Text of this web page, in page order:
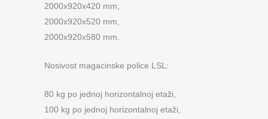
2000x920x420 mm,
2000x920x520 mm,
2000x920x580 mm.
Nosivost magacinske police LSL:
80 kg po jednoj horizontalnoj etaži,
100 kg po jednoj horizontalnoj etaži,